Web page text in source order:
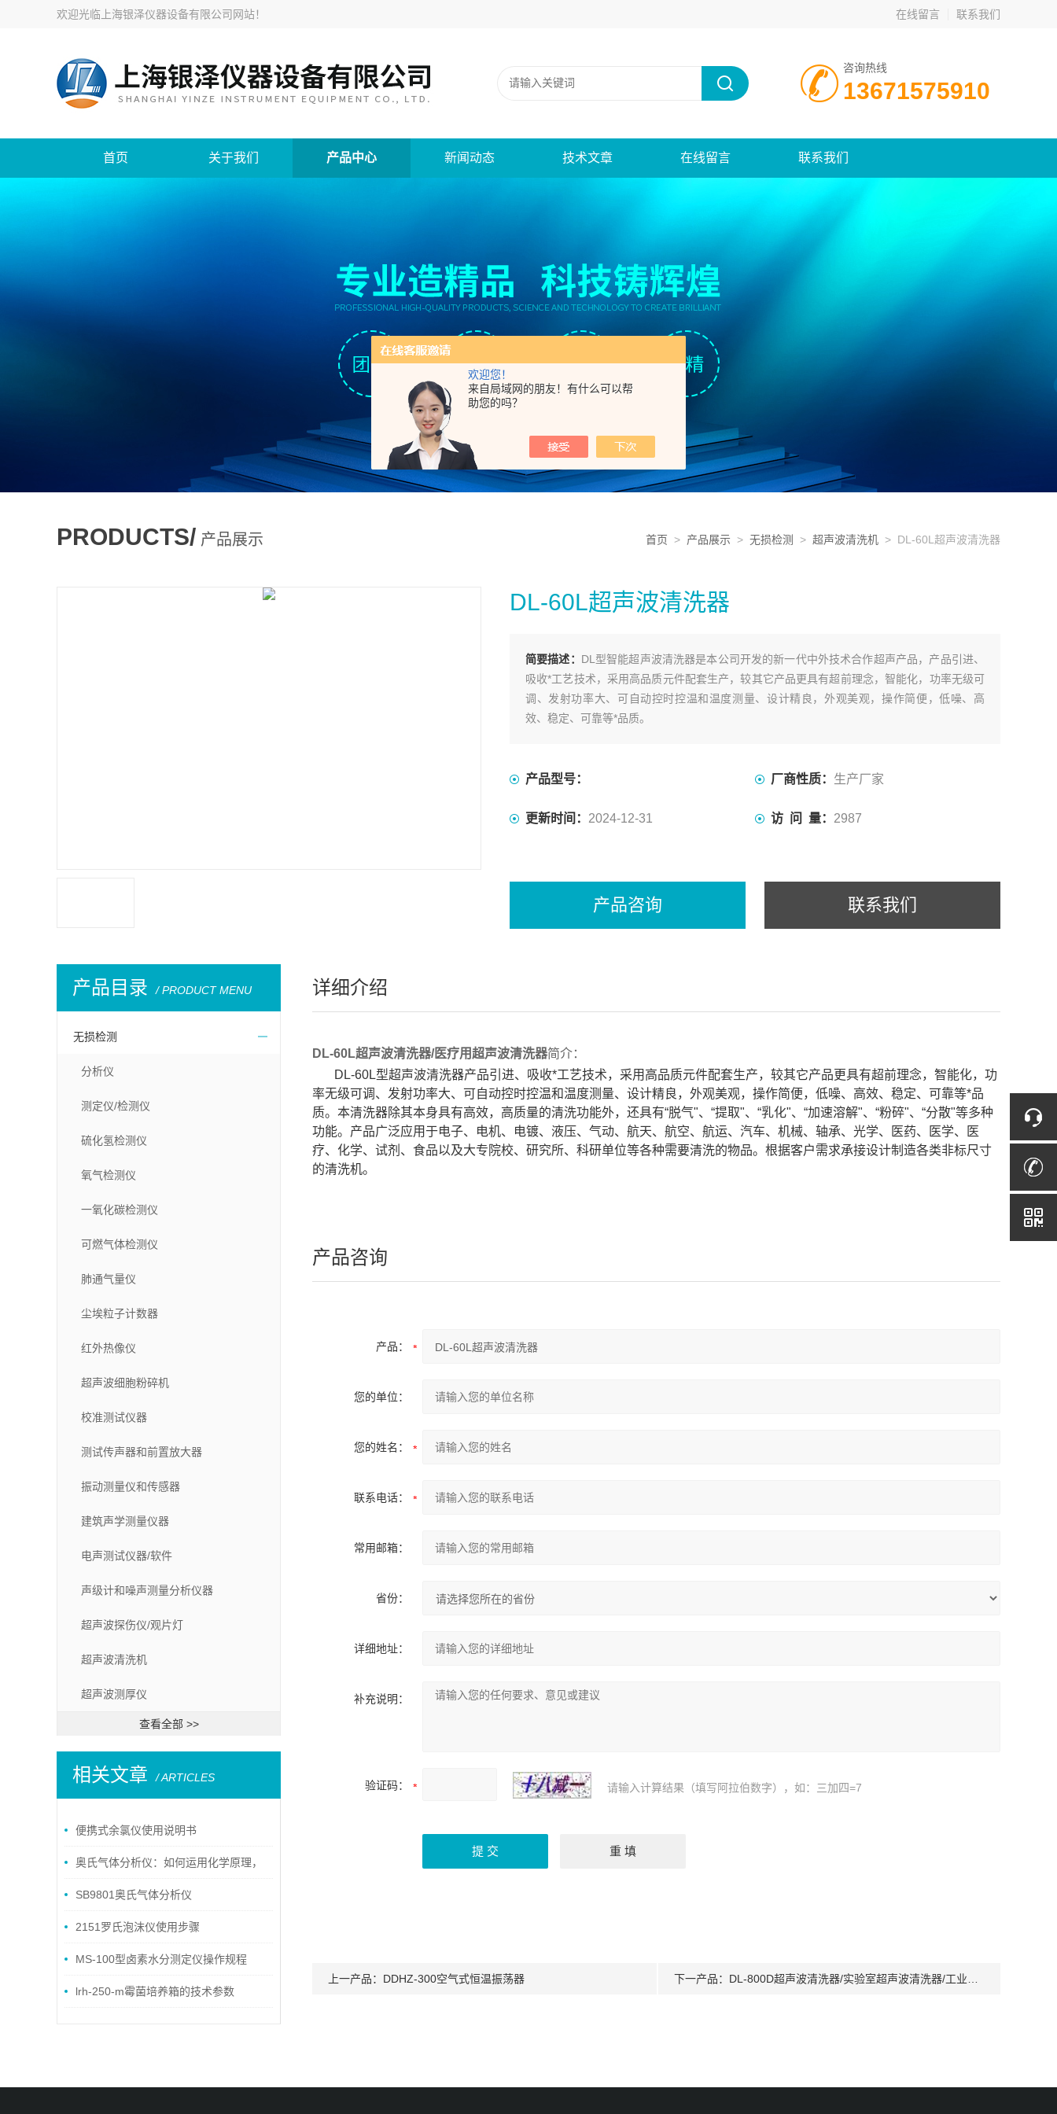
欢迎您！
来自局域网的朋友！有什么可以帮
助您的吗？
欢迎光临 上海银泽仪器设备有限公司网站！ 在线留言 联系我们
咨询热线
13671575910
首页 关于我们 产品中心 新闻动态 技术文章 在线留言 联系我们
PRODUCTS/ 产品展示 首页 > 产品展示 > 无损检测 > 超声波清洗机 > DL-60L超声波清洗器
DL-60L超声波清洗器
简要描述： DL型智能超声波清洗器是本公司开发的新一代中外技术合作超声产品，产品引进、
吸收*工艺技术，采用高品质元件配套生产，较其它产品更具有超前理念，智能化，功率无级可
调、发射功率大、可自动控时控温和温度测量、设计精良，外观美观，操作简便，低噪、高
效、稳定、可靠等*品质。
产品型号： 厂商性质： 生产厂家
更新时间： 2024-12-31 访 问 量： 2987
产品咨询 联系我们
产品目录 / PRODUCT MENU
无损检测
分析仪
测定仪/检测仪
硫化氢检测仪
氧气检测仪
一氧化碳检测仪
可燃气体检测仪
肺通气量仪
尘埃粒子计数器
红外热像仪
超声波细胞粉碎机
校准测试仪器
测试传声器和前置放大器
振动测量仪和传感器
建筑声学测量仪器
电声测试仪器/软件
声级计和噪声测量分析仪器
超声波探伤仪/观片灯
超声波清洗机
超声波测厚仪
查看全部 >>
相关文章 / ARTICLES
便携式余氯仪使用说明书
奥氏气体分析仪：如何运用化学原理，
实现气体成分的快速检测
SB9801奥氏气体分析仪
2151罗氏泡沫仪使用步骤
MS-100型卤素水分测定仪操作规程
lrh-250-m霉菌培养箱的技术参数
详细介绍
DL-60L超声波清洗器/医疗用超声波清洗器简介：
DL-60L型超声波清洗器产品引进、吸收*工艺技术，采用高品质元件配套生产，较其它产品更具有超前理念，智能化，功
率无级可调、发射功率大、可自动控时控温和温度测量、设计精良，外观美观，操作简便，低噪、高效、稳定、可靠等*品
质。本清洗器除其本身具有高效，高质量的清洗功能外，还具有“脱气"、“提取"、“乳化"、“加速溶解"、“粉碎"、“分散"等多种
功能。产品广泛应用于电子、电机、电镀、液压、气动、航天、航空、航运、汽车、机械、轴承、光学、医药、医学、医
疗、化学、试剂、食品以及大专院校、研究所、科研单位等各种需要清洗的物品。根据客户需求承接设计制造各类非标尺寸
的清洗机。
产品咨询
产品：
您的单位：
您的姓名：
联系电话：
常用邮箱：
省份：
详细地址：
补充说明：
验证码： 请输入计算结果（填写阿拉伯数字），如：三加四=7
上一产品： DDHZ-300空气式恒温振荡器 下一产品： DL-800D超声波清洗器/实验室超声波清洗器/工业超声波清洗器就选上海银泽